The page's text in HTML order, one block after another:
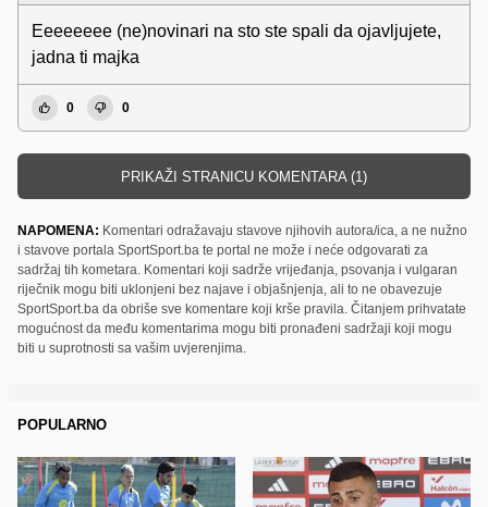
Eeeeeeee (ne)novinari na sto ste spali da ojavljujete,
jadna ti majka
0 0
PRIKAŽI STRANICU KOMENTARA (1)
NAPOMENA: Komentari odražavaju stavove njihovih autora/ica, a ne nužno
i stavove portala SportSport.ba te portal ne može i neće odgovarati za
sadržaj tih kometara. Komentari koji sadrže vrijeđanja, psovanja i vulgaran
riječnik mogu biti uklonjeni bez najave i objašnjenja, ali to ne obavezuje
SportSport.ba da obriše sve komentare koji krše pravila. Čitanjem prihvatate
mogućnost da među komentarima mogu biti pronađeni sadržaji koji mogu
biti u suprotnosti sa vašim uvjerenjima.
POPULARNO